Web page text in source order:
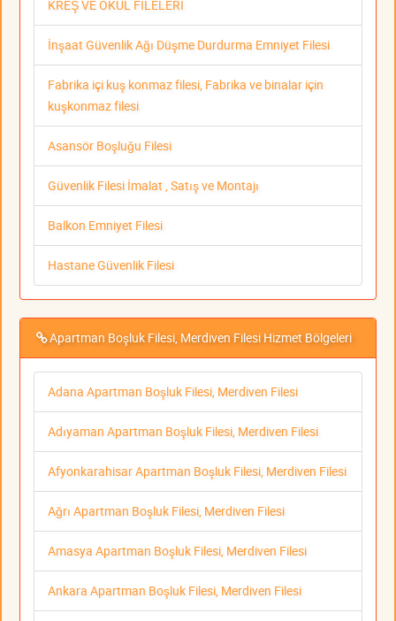
KREŞ VE OKUL FİLELERİ
İnşaat Güvenlik Ağı Düşme Durdurma Emniyet Filesi
Fabrika içi kuş konmaz filesi, Fabrika ve binalar için
kuşkonmaz filesi
Asansör Boşluğu Filesi
Güvenlik Filesi İmalat , Satış ve Montajı
Balkon Emniyet Filesi
Hastane Güvenlik Filesi
Apartman Boşluk Filesi, Merdiven Filesi Hizmet Bölgeleri
Adana Apartman Boşluk Filesi, Merdiven Filesi
Adıyaman Apartman Boşluk Filesi, Merdiven Filesi
Afyonkarahisar Apartman Boşluk Filesi, Merdiven Filesi
Ağrı Apartman Boşluk Filesi, Merdiven Filesi
Amasya Apartman Boşluk Filesi, Merdiven Filesi
Ankara Apartman Boşluk Filesi, Merdiven Filesi